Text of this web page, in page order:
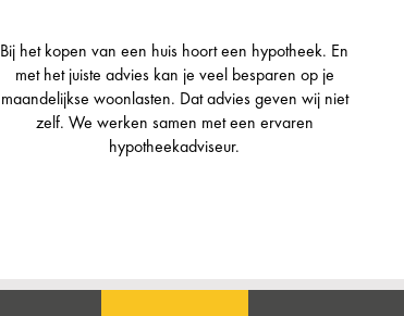
Bij het kopen van een huis hoort een hypotheek. En
met het juiste advies kan je veel besparen op je
maandelijkse woonlasten. Dat advies geven wij niet
zelf. We werken samen met een ervaren
hypotheekadviseur.